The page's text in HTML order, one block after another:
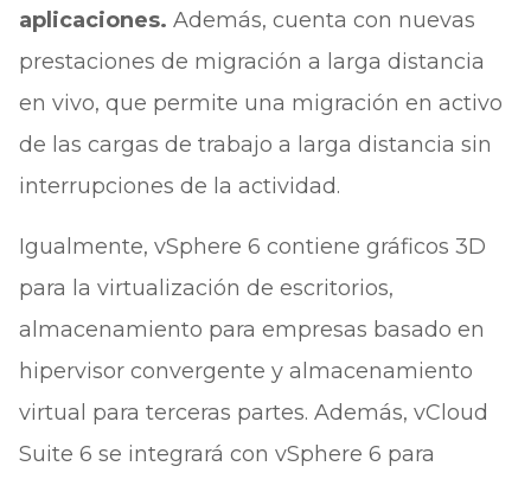
aplicaciones. Además, cuenta con nuevas
prestaciones de migración a larga distancia
en vivo, que permite una migración en activo
de las cargas de trabajo a larga distancia sin
interrupciones de la actividad.
Igualmente, vSphere 6 contiene gráficos 3D
para la virtualización de escritorios,
almacenamiento para empresas basado en
hipervisor convergente y almacenamiento
virtual para terceras partes. Además, vCloud
Suite 6 se integrará con vSphere 6 para